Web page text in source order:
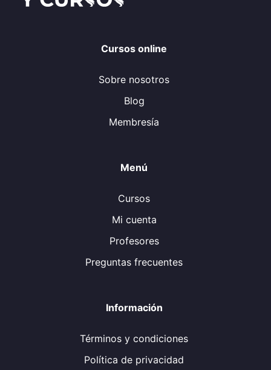
Cursos online
Sobre nosotros
Blog
Membresía
Menú
Cursos
Mi cuenta
Profesores
Preguntas frecuentes
Información
Términos y condiciones
Política de privacidad